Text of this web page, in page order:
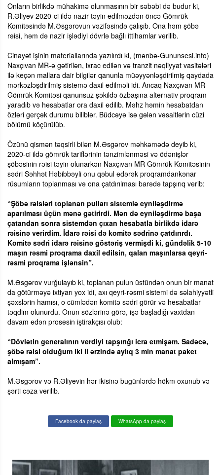
Onların birlikdə mühakimə olunmasının bir səbəbi də budur ki,
R.Əliyev 2020-ci ildə nazir təyin edilməzdən öncə Gömrük
Komitəsində M.Əsgərovun vəzifəsində çalışıb. Ona həm şöbə
rəisi, həm də nazir işlədiyi dövrlə bağlı ittihamlar verilib.
Cinayət işinin materiallarında yazılırdı ki, (mənbə-Gununsesi.info)
Naxçıvan MR-ə gətirilən, ixrac edilən və tranzit nəqliyyat vasitələri
ilə keçən mallara dair bilgilər qanunla müəyyənləşdirilmiş qaydada
mərkəzləşdirilmiş sistemə daxil edilməli idi. Ancaq Naxçıvan MR
Gömrük Komitəsi qanunsuz şəkildə özbaşına alternativ proqram
yaradıb və hesabatlar ora daxil edilib. Məhz həmin hesabatdan
özləri gerçək durumu biliblər. Büdcəyə isə gələn vəsaitlərin cüzi
bölümü köçürülüb.
Özünü qismən təqsirli bilən M.Əsgərov məhkəmədə deyib ki,
2020-ci ildə gömrük tariflərinin tənzimlənməsi və ödənişlər
şöbəsinin rəisi təyin olunarkən Naxçıvan MR Gömrük Komitəsinin
sədri Səhhət Həbibbəyli onu qəbul edərək proqramdankənar
rüsumların toplanması və ona çatdırılması barədə tapşırıq verib:
“Şöbə rəisləri toplanan pulları sistemlə eyniləşdirmə
aparılması üçün mənə gətirirdi. Mən də eyniləşdirmə başa
çatandan sonra sistemdən çıxan hesabatla birlikdə idarə
rəisinə verirdim. İdarə rəisi də komitə sədrinə çatdırırdı.
Komitə sədri idarə rəisinə göstəriş vermişdi ki, gündəlik 5-10
maşın rəsmi proqrama daxil edilsin, qalan maşınlarsa qeyri-
rəsmi proqrama işlənsin”.
M.Əsgərov vurğulayıb ki, toplanan pulun üstündən onun bir manat
da götürməyə ixtiyarı yox idi, axı qeyri-rəsmi sistemi də səlahiyyətli
şəxslərin hamısı, o cümlədən komitə sədri görür və hesabatlar
təqdim olunurdu. Onun sözlərinə görə, işə başladığı vaxtdan
davam edən prosesin iştirakçısı olub:
“Dövlətin generalının verdiyi tapşırığı icra etmişəm. Sadəcə,
şöbə rəisi olduğum iki il ərzində aylıq 3 min manat paket
almışam”.
M.Əsgərov və R.Əliyevin hər ikisinə bugünlərdə hökm oxunub və
şərti cəza verilib.
Facebook-da paylaş WhatsApp-da paylaş